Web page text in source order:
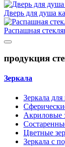
Дверь для душа
Распашная
продукция
Зеркала
Зеркала
Акриловые
Цветные
Зеркала с